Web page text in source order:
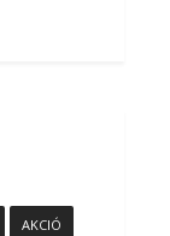
AKCIÓ